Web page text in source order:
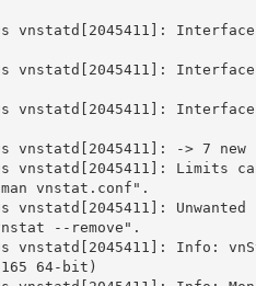
vnstatd[2045411]: Interface
vnstatd[2045411]:
vnstatd[2045411]: Interface
vnstatd[2045411]: -> 7
vnstatd[2045411]: Limits
vnstat.conf".
vnstatd[2045411]:
--remove".
vnstatd[2045411]: Info:
64-bit)